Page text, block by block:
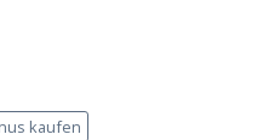
kaufen